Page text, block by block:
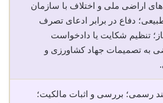
اراضی ملی و اختلاف با سازمان
دفاع در برابر ادعای تصرف
تنظیم شکایت یا دادخواست
به تصمیمات جهاد کشاورزی و
رسمی؛ بررسی و اثبات مالکیت؛